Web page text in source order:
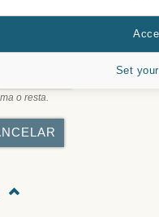
publicados son de los
dictámenes del sitio. El sitio
daños que puedan causar.
a cumplir con
o resta.
Set